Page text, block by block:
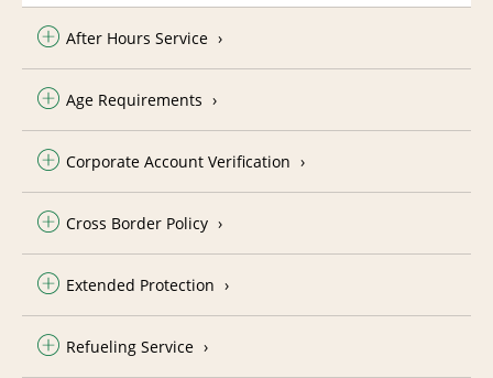
After Hours Service
Age Requirements
Corporate Account Verification
Cross Border Policy
Extended Protection
Refueling Service